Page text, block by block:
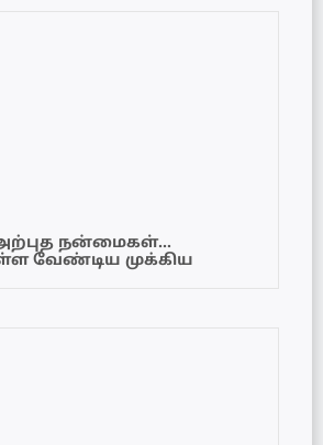
நன்மைகள்…
வேண்டிய முக்கிய